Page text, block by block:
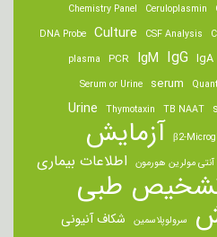
Ceruloplasmin
Chemistry Panel
CSF Analysis
Culture
DNA Probe
IgA
IgG
IgM
PCR
plasma
serum
Serum or Urine
TB NAAT
Thymotaxin
Urine
β2- آزمایش
آنتی مولرین هورمون اطلاعات بیماری
طبی
سرولوپلاسمین شکاف آنیونی